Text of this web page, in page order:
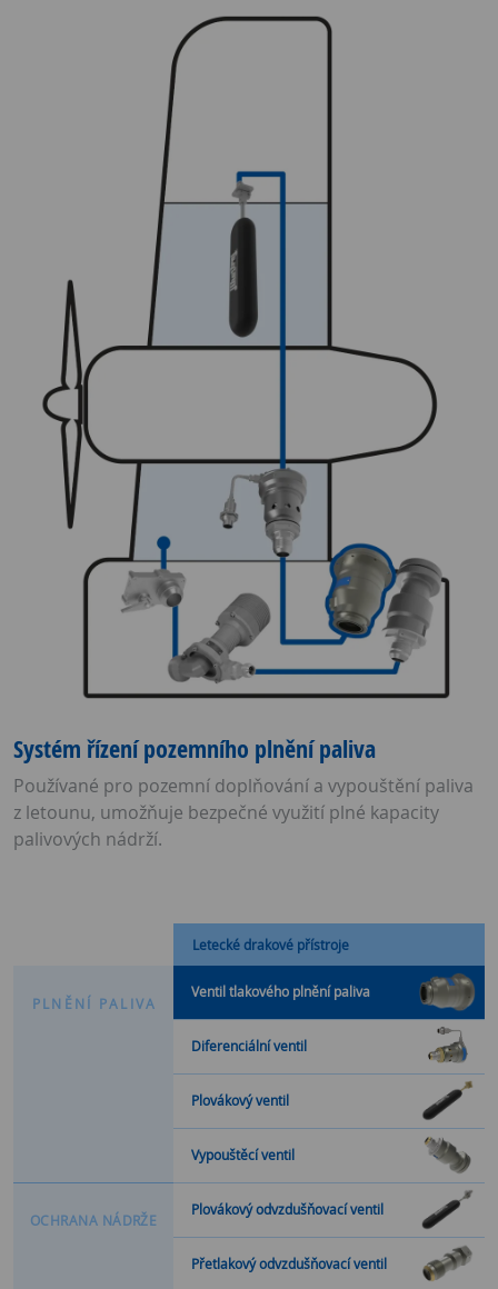
Systém řízení pozemního plnění paliva
Používané pro pozemní doplňování a vypouštění paliva
z letounu, umožňuje bezpečné využití plné kapacity
palivových nádrží.
Letecké drakové přístroje
P LN Ě N Í PAL IVA
Ventil tlakového plnění paliva
Diferenciální ventil
Plovákový ventil
Vypouštěcí ventil
OCHRANA NÁDRŽE
Plovákový odvzdušňovací ventil
Přetlakový odvzdušňovací ventil